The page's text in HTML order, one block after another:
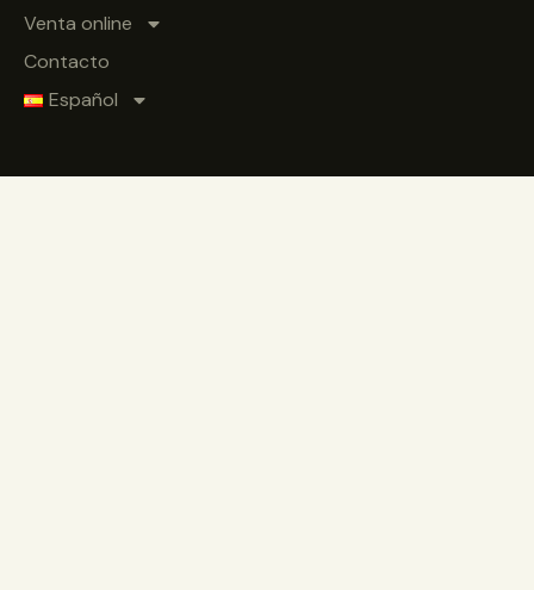
Venta online
Contacto
Español